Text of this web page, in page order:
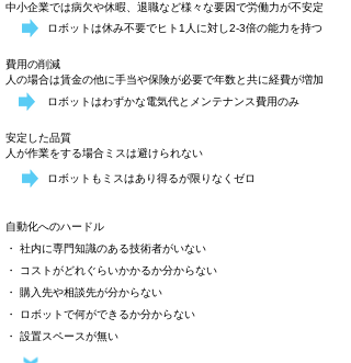
中小企業では病欠や休暇、退職など様々な要因で労働力が不安定
ロボットは休み不要でヒト1人に対し2-3倍の能力を持つ
費用の削減
人の場合は賃金の他に手当や保険が必要で年数と共に経費が増加
ロボットはわずかな電気代とメンテナンス費用のみ
安定した品質
人が作業をする場合ミスは避けられない
ロボットもミスはあり得るが限りなくゼロ
自動化へのハードル
・ 社内に専門知識のある技術者がいない
・ コストがどれぐらいかかるか分からない
・ 購入先や相談先が分からない
・ ロボットで何ができるか分からない
・ 設置スペースが無い